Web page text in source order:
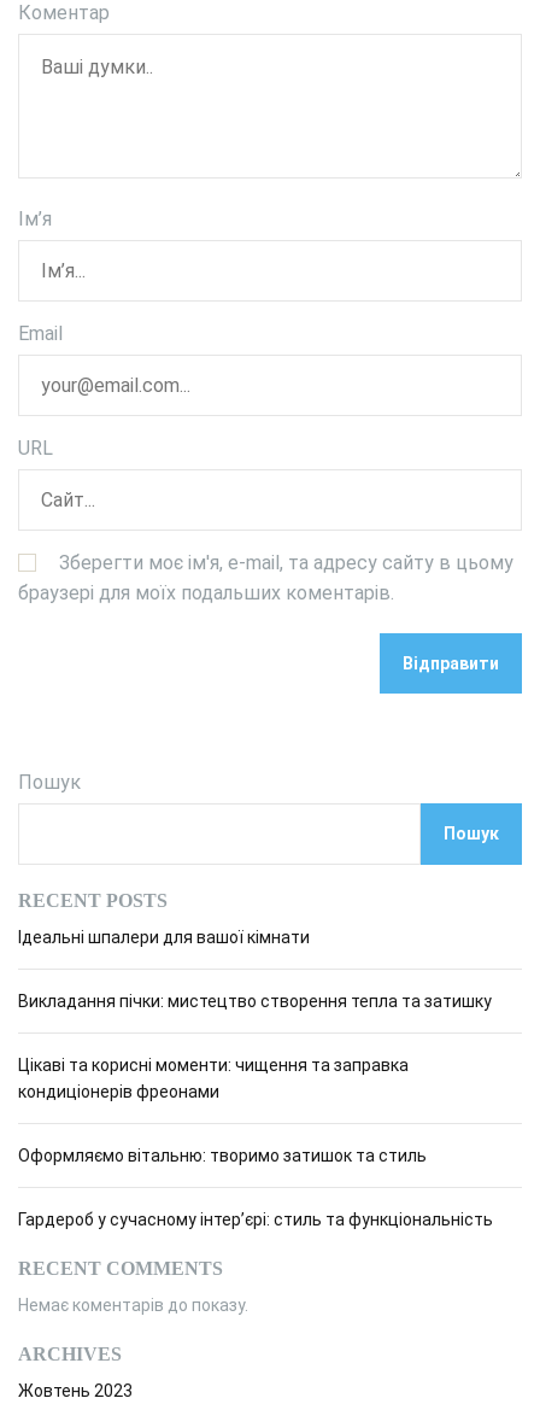
Коментар
Ім’я
Email
URL
Зберегти моє ім'я, e-mail, та адресу сайту в цьому
браузері для моїх подальших коментарів.
Пошук
Пошук
RECENT POSTS
Ідеальні шпалери для вашої кімнати
Викладання пічки: мистецтво створення тепла та затишку
Цікаві та корисні моменти: чищення та заправка
кондиціонерів фреонами
Оформляємо вітальню: творимо затишок та стиль
Гардероб у сучасному інтер’єрі: стиль та функціональність
RECENT COMMENTS
Немає коментарів до показу.
ARCHIVES
Жовтень 2023